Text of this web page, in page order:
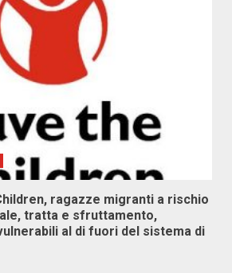
ragazze migranti a rischio
tratta e sfruttamento,
al di fuori del sistema di